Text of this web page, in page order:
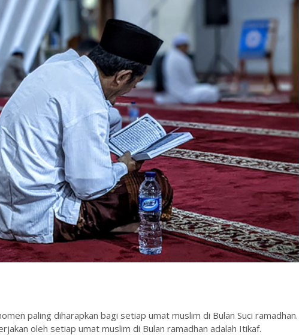
paling diharapkan bagi setiap umat muslim di Bulan Suci ramadhan.
oleh setiap umat muslim di Bulan ramadhan adalah Itikaf.